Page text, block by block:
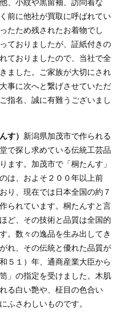
、小紋や黒留袖、訪問着な
前に他社が買取に呼ばれてい
たため残されたお着物でし
ておりましたが、証紙付きの
ておりましたので、当社で全
ました。ご家族が大切にされ
事に次へと繋げさせていただ
指名、誠に有難うございまし
す） 新潟県加茂市で作られる
で探し求めている伝統工芸品
ます。加茂市で「桐たんす」
は、およそ２００年以上前
り、現在では日本全国の約７
られています。桐たんすと言
ど、その技術と品質は全国的
。数々の逸品を生み出してき
れ、その伝統と優れた品質が
５１）年、通商産業大臣から
」の指定を受けました。木肌
る白い艶や、柾目の色合い
ふさわしいものです。